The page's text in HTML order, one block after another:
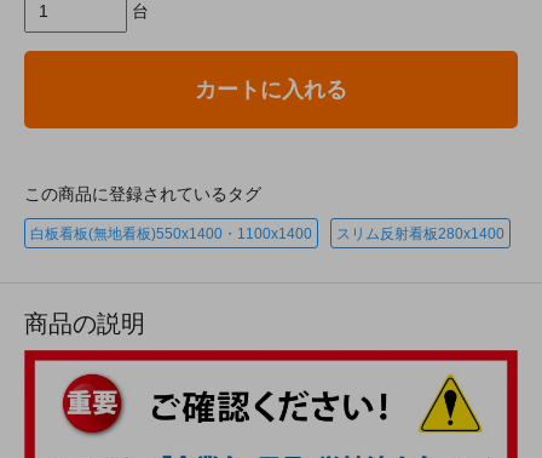
台
カートに入れる
この商品に登録されているタグ
白板看板(無地看板)550x1400・1100x1400 スリム反射看板280x1400
商品の説明